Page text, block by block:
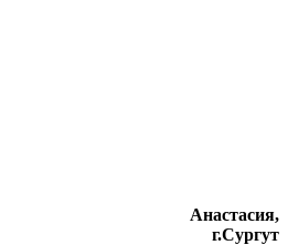
Анастасия,
г.Сургут